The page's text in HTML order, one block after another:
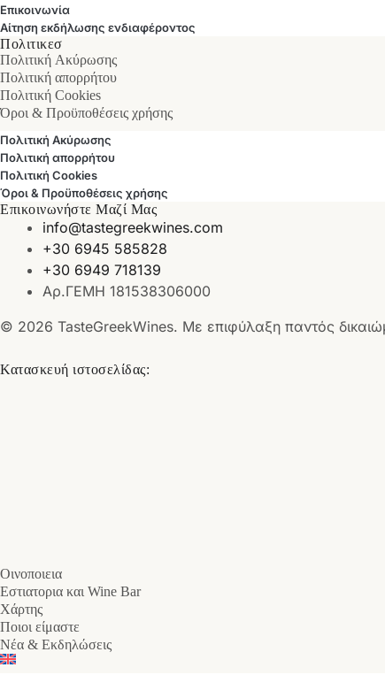
Επικοινωνία
Αίτηση εκδήλωσης ενδιαφέροντος
Πολιτικεσ
Πολιτική Ακύρωσης
Πολιτική απορρήτου
Πολιτική Cookies
Όροι & Προϋποθέσεις χρήσης
Πολιτική Ακύρωσης
Πολιτική απορρήτου
Πολιτική Cookies
Όροι & Προϋποθέσεις χρήσης
Επικοινωνήστε Μαζί Μας
info@tastegreekwines.com
+30 6945 585828
+30 6949 718139
Αρ.ΓΕΜΗ 181538306000
© 2026 TasteGreekWines. Με επιφύλαξη παντός
Κατασκευή ιστοσελίδας:
Οινοποιεια
Εστιατορια και Wine Bar
Χάρτης
Ποιοι είμαστε
Νέα & Εκδηλώσεις